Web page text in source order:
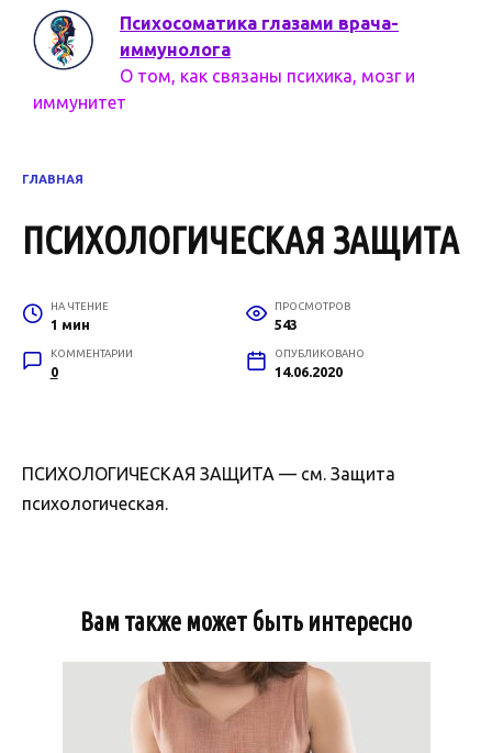
Психосоматика глазами врача-
иммунолога
О том, как связаны психика, мозг и
иммунитет
ГЛАВНАЯ
ПСИХОЛОГИЧЕСКАЯ ЗАЩИТА
НА ЧТЕНИЕ
1 мин
ПРОСМОТРОВ
543
КОММЕНТАРИИ
0
ОПУБЛИКОВАНО
14.06.2020
ПСИХОЛОГИЧЕСКАЯ ЗАЩИТА — см. Защита
психологическая.
Вам также может быть интересно